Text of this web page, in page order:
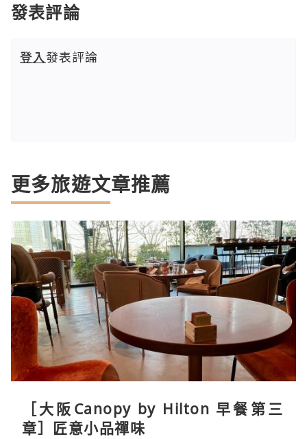
發表評論
登入發表評論
更多旅遊文章推薦
［大阪Canopy by Hilton 早餐第三
章］匠意小品禪味